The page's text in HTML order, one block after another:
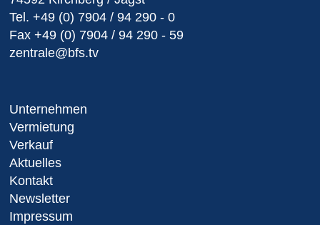
Tel. +49 (0) 7904 / 94 290 - 0
Fax +49 (0) 7904 / 94 290 - 59
zentrale@bfs.tv
Unternehmen
Vermietung
Verkauf
Aktuelles
Kontakt
Newsletter
Impressum